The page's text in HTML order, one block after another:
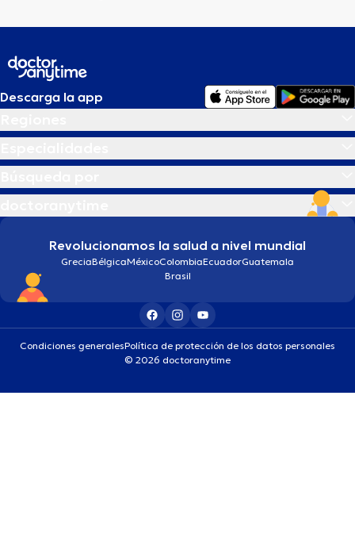
Descarga la app
Revolucionamos la salud a nivel mundial
GreciaBélgicaMéxicoColombiaEcuadorGuatemala
Brasil
Condiciones generalesPolítica de protección de los datos personales
© 2026 doctoranytime